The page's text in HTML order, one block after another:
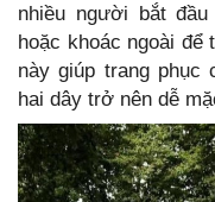
nhiều người bắt
hoặc khoác ngoài để
này giúp trang phục
hai dây trở nên dễ